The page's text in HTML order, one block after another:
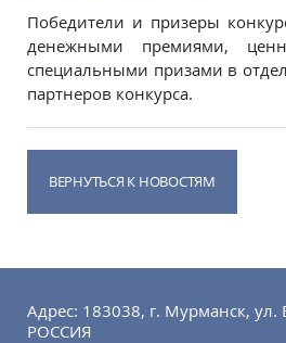
Победители и призеры
денежными премиями,
специальными призами в
партнеров конкурса.
ВЕРНУТЬСЯ К НОВОСТЯМ
Адрес: 183038, г. Мурманск, ул.
РОССИЯ